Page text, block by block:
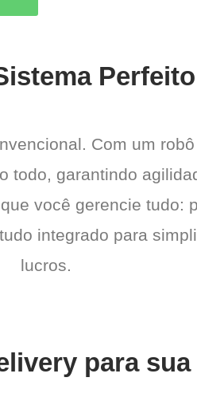
Com um
todo, garantindo
você gerencie tudo:
integrado para
lucros.
para